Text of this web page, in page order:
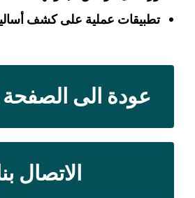
تطبيقات عملية على كشف
عودة الى الصفحة
الاتصال